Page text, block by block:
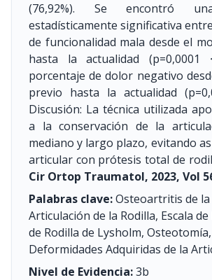
(76,92%). Se encontró
estadísticamente significativa
de funcionalidad mala desde el
hasta la actualidad
porcentaje de dolor negativo
previo hasta la actualidad
Discusión: La técnica utilizada
a la conservación de la
mediano y largo plazo, evitando
articular con prótesis total de
Cir Ortop Traumatol, 2023, Vol
Palabras clave:Osteoartritis de la
Articulación de la Rodilla, Escala
de Rodilla de Lysholm, Osteotomía,
Deformidades Adquiridas de la
Nivel de Evidencia:3b